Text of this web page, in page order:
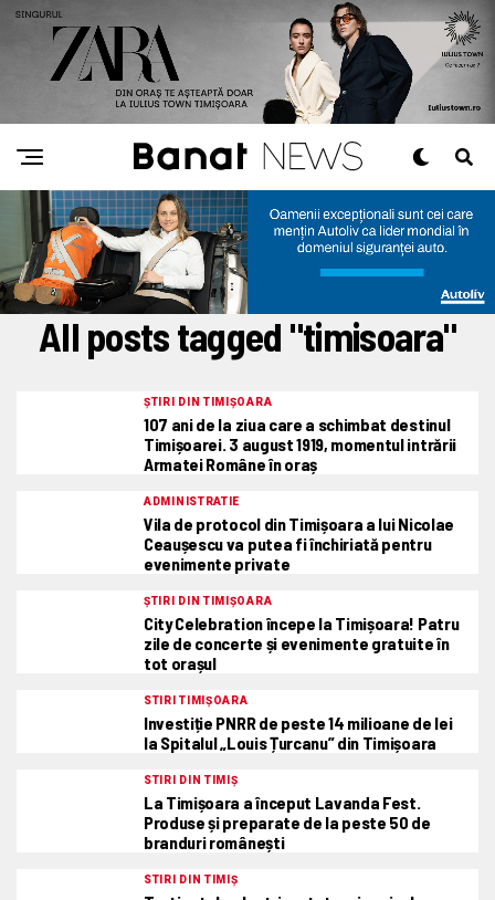
All posts tagged "timisoara"
ȘTIRI DIN TIMIȘOARA
107 ani de la ziua care a schimbat destinul
Timișoarei. 3 august 1919, momentul intrării
Armatei Române în oraș
ADMINISTRATIE
Vila de protocol din Timișoara a lui Nicolae
Ceaușescu va putea fi închiriată pentru
evenimente private
ȘTIRI DIN TIMIȘOARA
City Celebration începe la Timișoara! Patru
zile de concerte și evenimente gratuite în
tot orașul
STIRI TIMIȘOARA
Investiție PNRR de peste 14 milioane de lei
la Spitalul „Louis Țurcanu” din Timișoara
STIRI DIN TIMIȘ
La Timișoara a început Lavanda Fest.
Produse și preparate de la peste 50 de
branduri românești
STIRI DIN TIMIȘ